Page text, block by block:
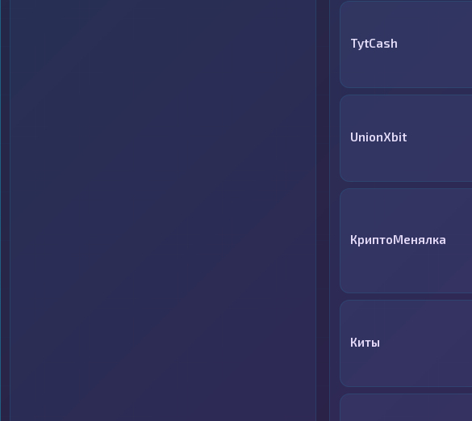
TytCash
UnionXbit
КриптоМенялка
Киты